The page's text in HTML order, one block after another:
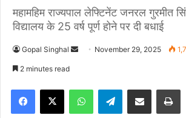
महामहिम राज्यपाल लेफ्टिनेंट जनरल गुरमीत
विद्यालय के 25 वर्ष पूर्ण होने पर दी बधाई
Gopal Singhal
a
November 29, 2025
2 minutes read
Telegram